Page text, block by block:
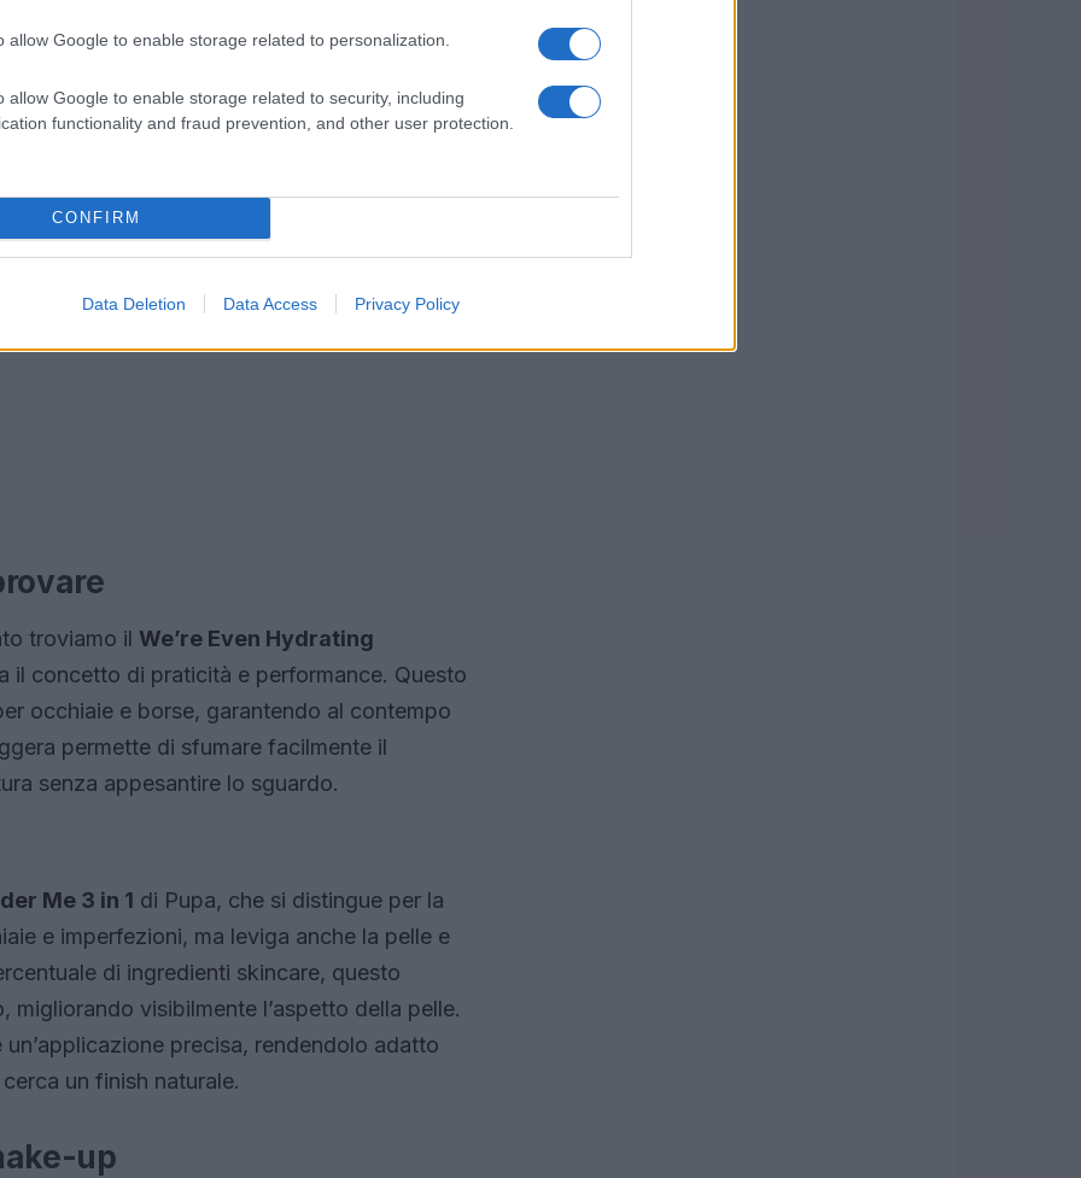
allow Google to enable storage related to personalization.
allow Google to enable storage related to security, including
functionality and fraud prevention, and other user protection.
CONFIRM
Data Deletion Data Access Privacy Policy
all’incarnato rendono l’applicazione
frenetiche.
troviamo il We’re Even Hydrating
il concetto di praticità e performance. Questo
occhiaie e borse, garantendo al contempo
permette di sfumare facilmente il
senza appesantire lo sguardo.
Me 3 in 1 di Pupa, che si distingue per la
e imperfezioni, ma leviga anche la pelle e
di ingredienti skincare, questo
visibilmente l’aspetto della pelle.
precisa, rendendolo adatto
un finish naturale.
up